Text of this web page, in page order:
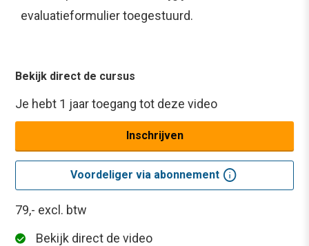
evaluatieformulier toegestuurd.
Bekijk direct de cursus
Je hebt 1 jaar toegang tot deze video
Inschrijven
Voordeliger via abonnement info
79,- excl. btw
Bekijk direct de video